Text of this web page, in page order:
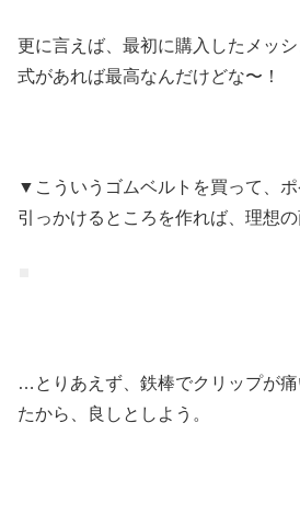
更に言えば、最初に購入したメッ
式があれば最高なんだけどな〜！
▼こういうゴムベルトを買って、
引っかけるところを作れば、理想
…とりあえず、鉄棒でクリップが
たから、良しとしよう。